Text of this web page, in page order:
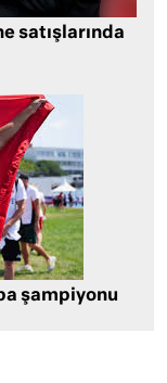
satışlarında
şampiyonu